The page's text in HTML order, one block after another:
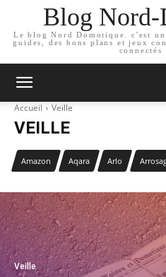
Blog Nord-
Le blog Nord Domotique. c'est
guides, des bons plans et jeux
connectés
Accueil Veille
VEILLE
Amazon Aqara Arlo
Veille